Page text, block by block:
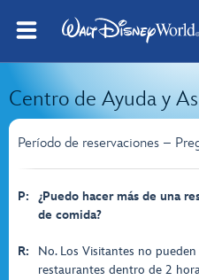
Centro de Ayuda y
Período de reservaciones –
P:
¿Puedo hacer más de una
de comida?
R:
No. Los Visitantes no
restaurantes dentro de 2